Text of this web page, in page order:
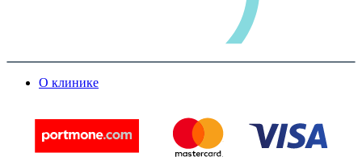
О клинике